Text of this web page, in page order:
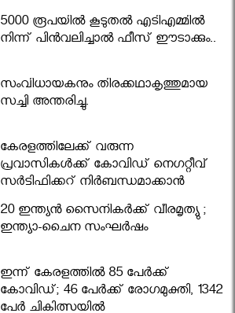
5000 രൂപയിൽ കൂടുതൽ എടിഎമ്മിൽ
നിന്ന് പിൻവലിച്ചാൽ ഫീസ് ഈടാക്കും..
സംവിധായകനും തിരക്കഥാകൃത്തുമായ
സച്ചി അന്തരിച്ചു.
കേരളത്തിലേക്ക് വരുന്ന
പ്രവാസികള്‍ക്ക് കോവിഡ് നെഗറ്റീവ്
സര്‍ട്ടിഫിക്കറ്റ് നിർബന്ധമാക്കാൻ
മന്ത്രിസഭ
20 ഇന്ത്യൻ സൈനികർക്ക് വീരമൃത്യു ;
ഇന്ത്യാ-ചൈന സംഘർഷം
ഇന്ന് കേരളത്തിൽ 85 പേർക്ക്
കോവിഡ്; 46 പേർക്ക് രോഗമുക്തി, 1342